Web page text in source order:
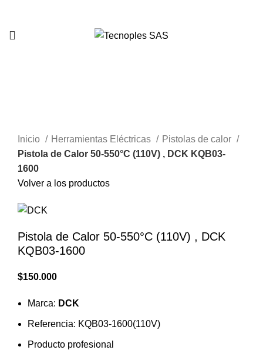
Inicio
Herramientas Eléctricas
Pistolas de calor
Pistola de Calor 50-550°C (110V) , DCK KQB03-
1600
Volver a los productos
Pistola de Calor 50-550°C (110V) , DCK
KQB03-1600
$150.000
Marca: DCK
Referencia: KQB03-1600(110V)
Producto profesional